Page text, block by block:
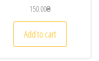
150.00₴
Add to cart